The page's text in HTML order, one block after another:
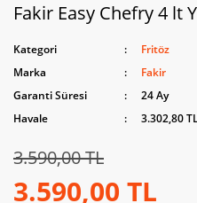
Fakir Easy Chefry 4 lt
Kategori
Fritöz
Marka
Fakir
Garanti Süresi
24 Ay
Havale
3.302,80
3.590,00 TL
3.590,00 TL